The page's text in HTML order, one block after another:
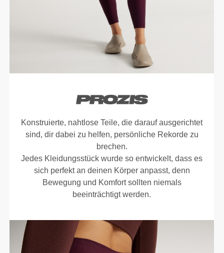
Konstruierte, nahtlose Teile, die darauf ausgerichtet
sind, dir dabei zu helfen, persönliche Rekorde zu
brechen.
Jedes Kleidungsstück wurde so entwickelt, dass es
sich perfekt an deinen Körper anpasst, denn
Bewegung und Komfort sollten niemals
beeinträchtigt werden.